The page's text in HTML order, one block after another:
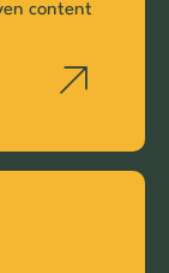
content